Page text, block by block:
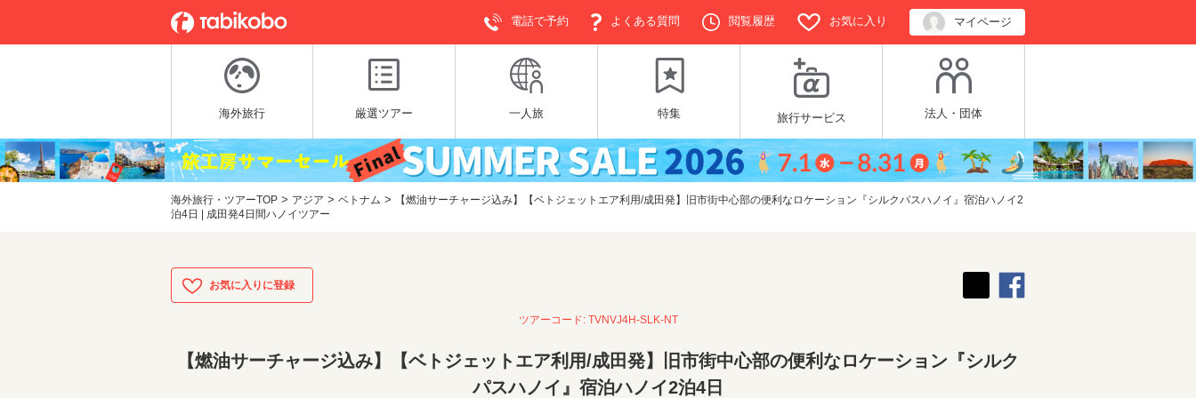
電話で予約 よくある質問 閲覧履歴 お気に入り マイページ
海外旅行 厳選ツアー 一人旅 特集 旅行サービス 法人・団体
海外旅行・ツアーTOP > アジア > ベトナム >
【燃油サーチャージ込み】【ベトジェットエア利用/成田発】旧市街中心部の便利なロケーション『シルクパスハノイ』宿泊ハノイ2
泊4日 | 成田発4日間ハノイツアー
ツアーコード: TVNVJ4H-SLK-NT
【燃油サーチャージ込み】【ベトジェットエア利用/成田発】旧市街中心部の便利なロケーション『シルク
パスハノイ』宿泊ハノイ2泊4日